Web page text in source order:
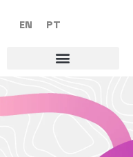
EN PT